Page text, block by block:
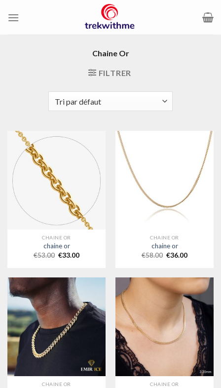
Chaine Or
FILTRER
CHAINE OR
chaine or
€53.00 €33.00
CHAINE OR
chaine or
€58.00 €36.00
CHAINE OR CHAINE OR